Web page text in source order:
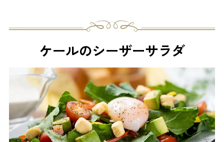
ケールのシーザーサラダ